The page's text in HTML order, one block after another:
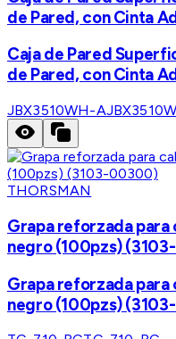
de Pared, con Cinta
Caja de Pared
de Pared, con Cinta
JBX3510WH-A
THORSMAN
Grapa reforzada
negro (100pzs)
Grapa reforzada
negro (100pzs)